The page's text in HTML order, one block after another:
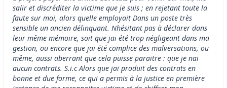
salir et discréditer la victime que je suis ; en rejetant toute la
faute sur moi, alors quelle employait Dans un poste très
sensible un ancien délinquant. Nhésitant pas à déclarer dans
leur même mémoire, soit que jai été trop négligeant dans ma
gestion, ou encore que jai été complice des malversations, ou
même, aussi aberrant que cela puisse paraitre : que je nai
aucun contrats. S.i.c Alors que jai produit des contrats en
bonne et due forme, ce qui a permis à la justice en première